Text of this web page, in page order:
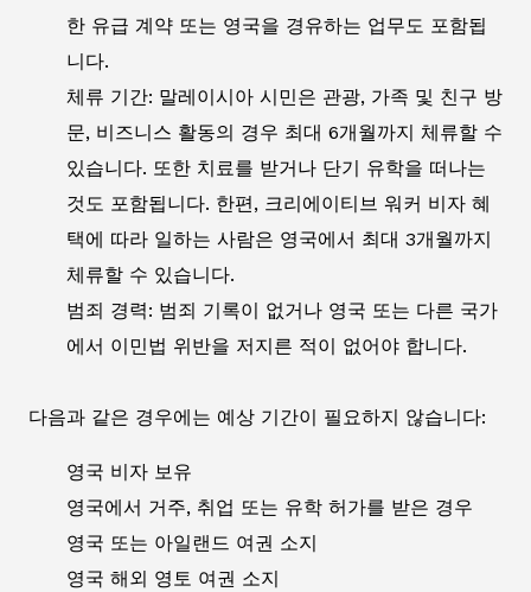
한 유급 계약 또는 영국을 경유하는 업무도 포함됩
니다.
체류 기간: 말레이시아 시민은 관광, 가족 및 친구 방
문, 비즈니스 활동의 경우 최대 6개월까지 체류할 수
있습니다. 또한 치료를 받거나 단기 유학을 떠나는
것도 포함됩니다. 한편, 크리에이티브 워커 비자 혜
택에 따라 일하는 사람은 영국에서 최대 3개월까지
체류할 수 있습니다.
범죄 경력: 범죄 기록이 없거나 영국 또는 다른 국가
에서 이민법 위반을 저지른 적이 없어야 합니다.
다음과 같은 경우에는 예상 기간이 필요하지 않습니다:
영국 비자 보유
영국에서 거주, 취업 또는 유학 허가를 받은 경우
영국 또는 아일랜드 여권 소지
영국 해외 영토 여권 소지